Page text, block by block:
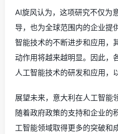
AI旋风认为，这项研究不仅为
导，也为全球范围内的企业提
智能技术的不断进步和应用，
动作用将越来越明显。因此，
人工智能技术的研发和应用，
展望未来，意大利在人工智能
随着政府政策的支持和企业的
工智能领域取得更多的突破和